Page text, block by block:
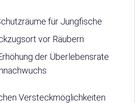
für Jungfische
vor Räubern
der Überlebensrate
Versteckmöglichkeiten